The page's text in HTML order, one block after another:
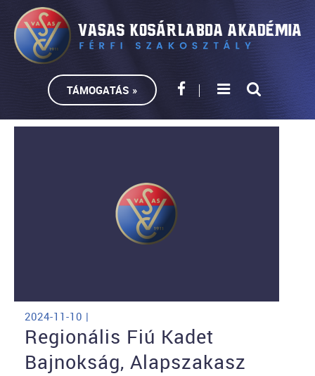
TÁMOGATÁS »
2024-11-10 |
Regionális Fiú Kadet
Bajnokság, Alapszakasz